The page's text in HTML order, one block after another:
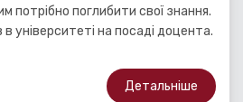
потрібно поглибити свої знання.
в університеті на посаді доцента.
Детальніше